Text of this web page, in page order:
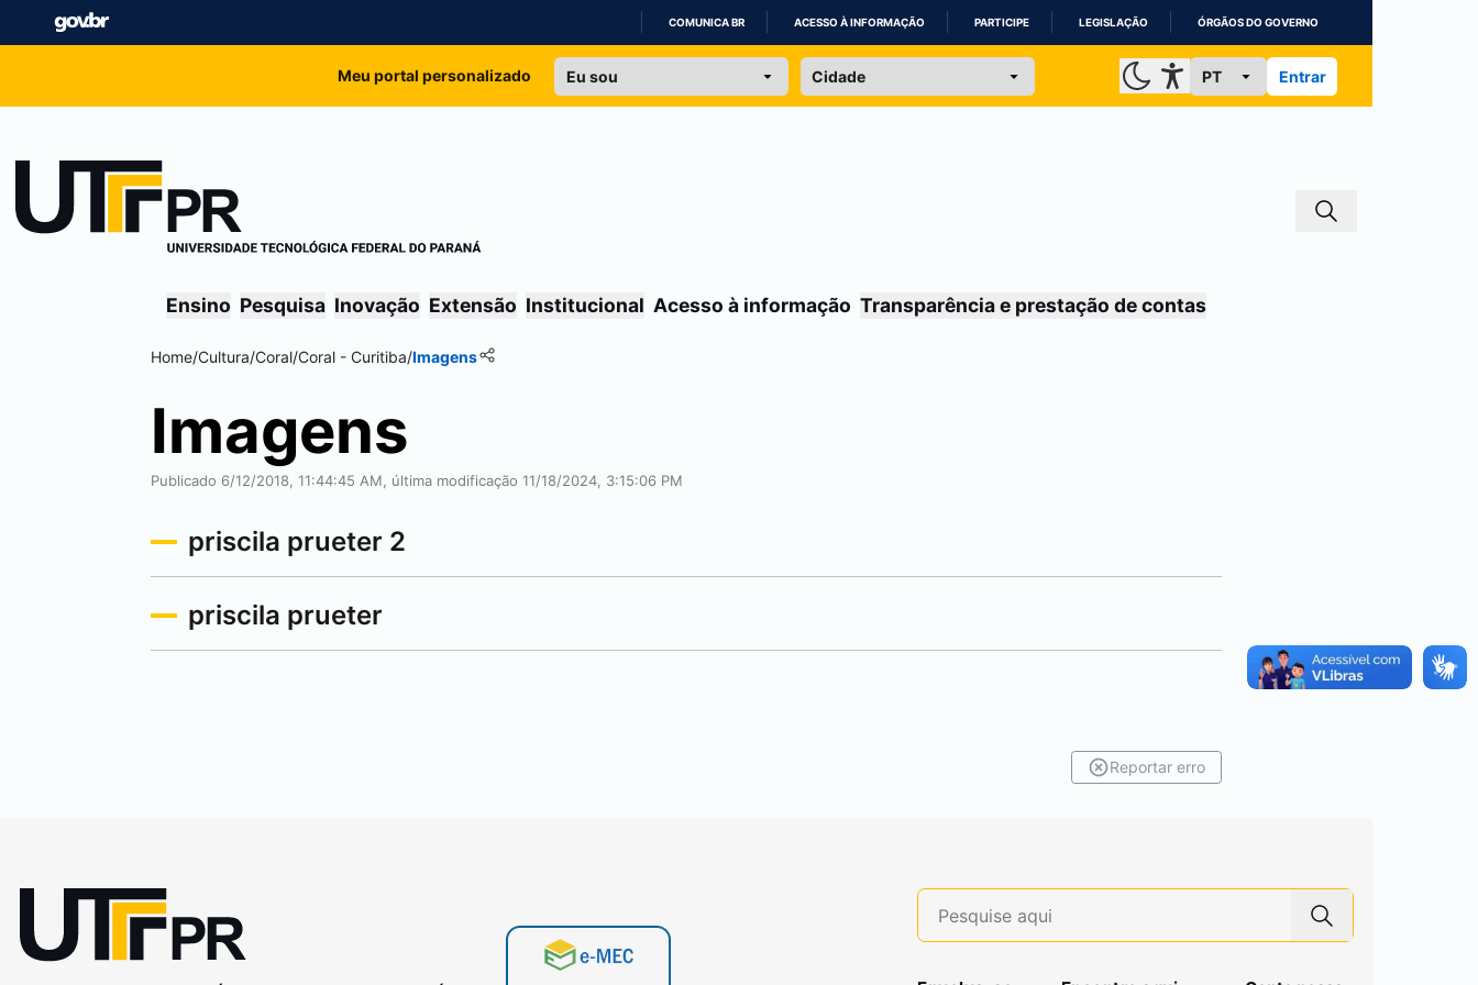
IR
COMUNICA BR ACESSO À INFORMAÇÃO PARTICIPE LEGISLAÇÃO ÓRGÃOS DO GOVERNO
Meu portal personalizado Entrar
Ensino Pesquisa Inovação Extensão Institucional Acesso à informação Transparência e prestação de contas
Home/Cultura/Coral/Coral - Curitiba/Imagens
Imagens
Publicado 6/12/2018, 11:44:45 AM, última modificação 11/18/2024, 3:15:06 PM
priscila prueter 2
priscila prueter
Reportar erro